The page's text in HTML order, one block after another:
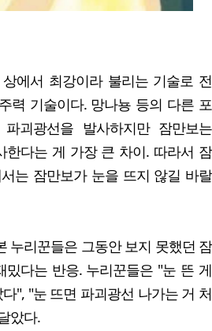
에서 최강이라 불리는 기술로 전
력 기술이다. 망나뇽 등의 다른 포
괴광선을 발사하지만 잠만보는
한다는 게 가장 큰 차이. 따라서 잠
는 잠만보가 눈을 뜨지 않길 바랄
누리꾼들은 그동안 보지 못했던 잠
밌다는 반응. 누리꾼들은 "눈 뜬 게
", "눈 뜨면 파괴광선 나가는 거 처
았다.